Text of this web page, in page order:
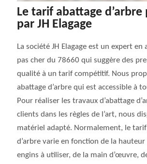
Le tarif abattage d’arbre
par JH Elagage
La société JH Elagage est un expert en
pas cher du 78660 qui suggère des
qualité à un tarif compétitif. Nous
abattage d’arbre qui est accessible à
Pour réaliser les travaux d’abattage
clients dans les règles de l’art, nous
matériel adapté. Normalement, le tarif
d’arbre varie en fonction de la hauteur
engins à utiliser, de la main d’œuvre,